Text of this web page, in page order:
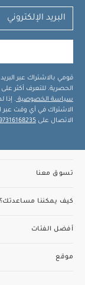
قومي بالاشتراك عبر
الحصرية. للتعرف أكثر
سياسة الخصوصية . إذا
الاشتراك في أي وقت عبر
الاتصال على
تسوق معنا
كيف يمكننا مساعدتك؟
أفضل الفئات
موقع